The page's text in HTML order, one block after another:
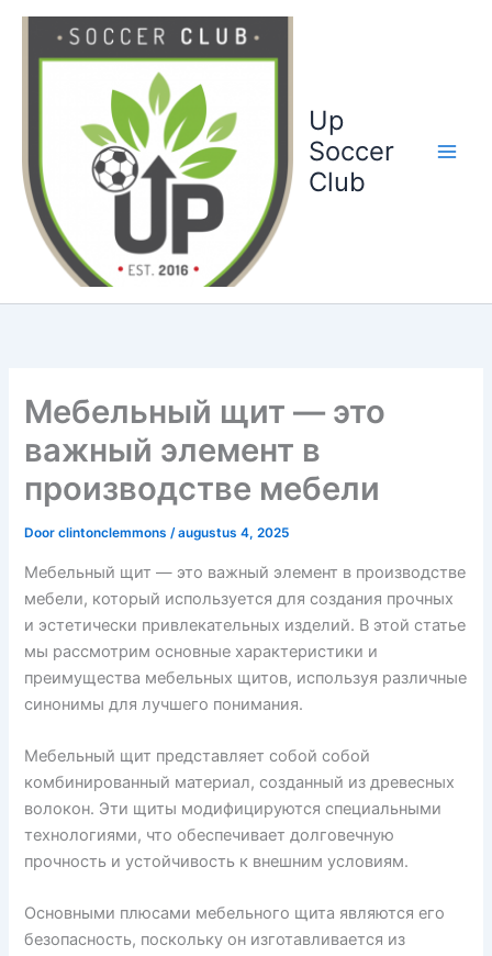
Up
Soccer
Club
Мебельный щит — это
важный элемент в
производстве мебели
Doorclintonclemmons/augustus 4, 2025
Мебельный щит — это важный элемент в производстве
мебели, который используется для создания прочных
и эстетически привлекательных изделий. В этой статье
мы рассмотрим основные характеристики и
преимущества мебельных щитов, используя различные
синонимы для лучшего понимания.
Мебельный щит представляет собой собой
комбинированный материал, созданный из древесных
волокон. Эти щиты модифицируются специальными
технологиями, что обеспечивает долговечную
прочность и устойчивость к внешним условиям.
Основными плюсами мебельного щита являются его
безопасность, поскольку он изготавливается из